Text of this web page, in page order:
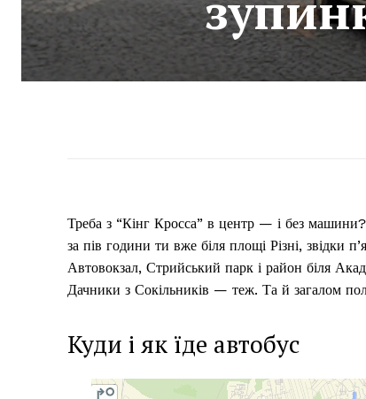
Треба з “Кінг Кросса” в центр — і без
за пів години ти вже біля площі Різні, звідки
Автовокзал, Стрийський парк і район біля
Дачники з Сокільників — теж. Та й загалом
Куди і як їде автобус